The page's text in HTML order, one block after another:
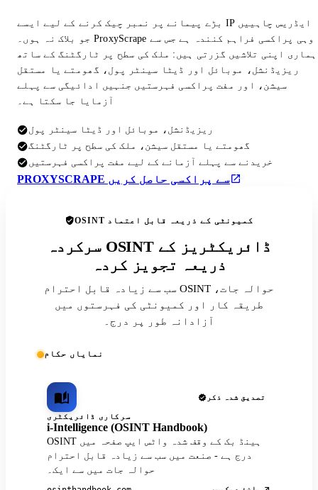
بڑے پیمانے پر نمبر چیک کرنے کے لیے ایسے IP ایڈریس چاہییں
جو بلاک نہ ہوں۔ ProxyScrape وہی پراکسی فراہم کنندہ ہے جس سے
ہماری اپنی تلاشیں گزرتی ہیں: ملک کی سطح پر ٹارگٹنگ کے ساتھ
ریزیڈنشل، موبائل اور ڈیٹا سینٹر پول، گھومتے یا مستقل
سیشن، اور مفت پراکسی فہرستیں جنہیں ادائیگی سے پہلے
آزمایا جا سکتا ہے۔
ریزیڈنشل، موبائل اور ڈیٹا سینٹر پول
گھومتے یا مستقل سیشن، ملک کی سطح پر ٹارگٹنگ
خریدنے سے پہلے آزمانے کے لیے مفت پراکسی فہرستیں
PROXYSCRAPE سے پراکسی حاصل کریں
OSINT کمیونٹی کے ذریعہ قابل اعتماد
سرکردہ OSINT ڈائریکٹریز کے
ذریعہ تجویز کردہ
سب سے زیادہ قابل احترام OSINT حوالہ جات،
طریقہ کار اور کمیونٹی کی فہرستوں میں
آزادانہ طور پر درج۔
نمایاں حکام
تصدیق شدہ ذکر
سرکاری ڈائریکٹری
i-Intelligence (OSINT Handbook)
OSINT ہینڈ بک کے وقف شدہ واٹس ایپ صفحہ میں
درج ہے - صنعت میں سب سے زیادہ قابل احترام
حوالہ جات میں سے ایک۔